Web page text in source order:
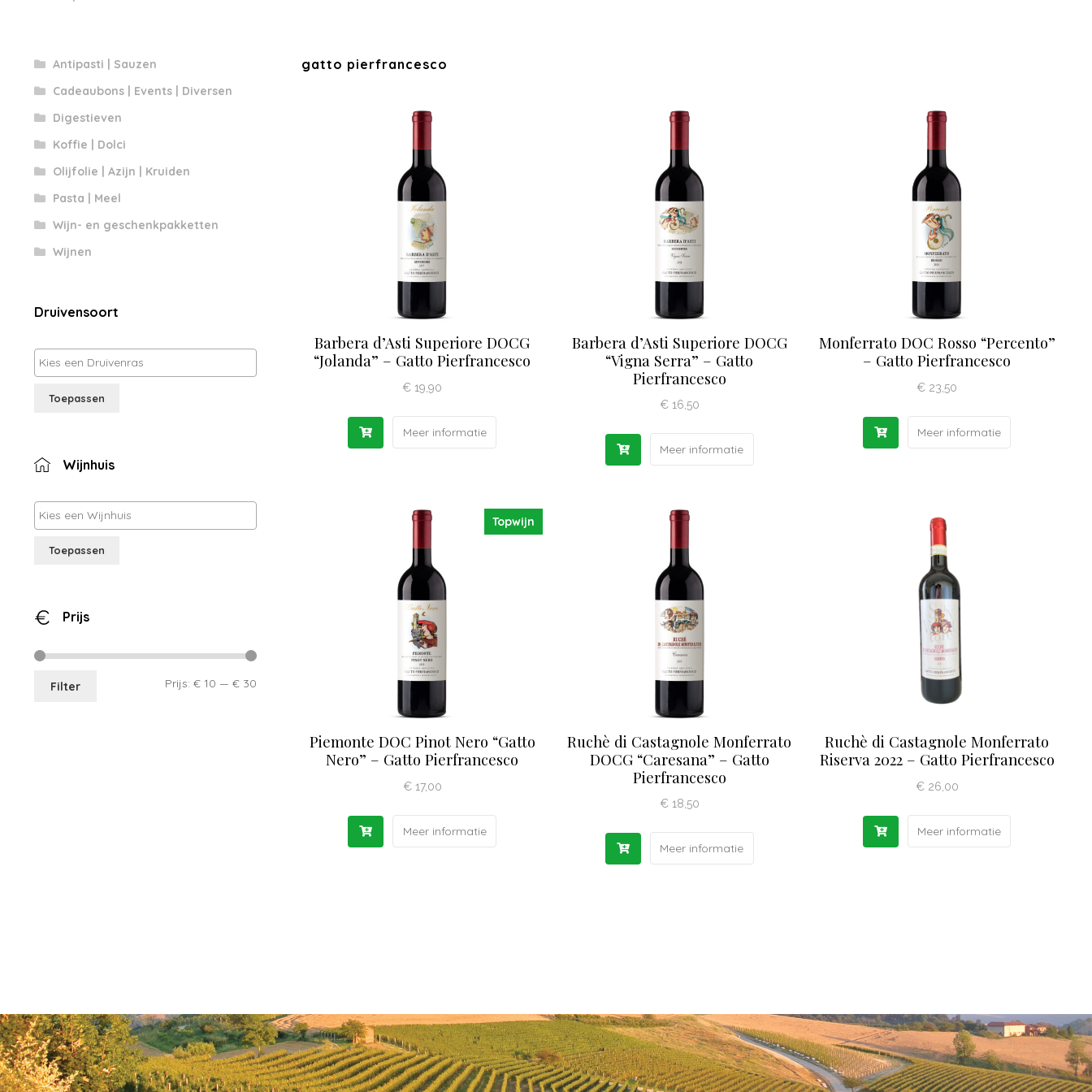
gatto pierfrancesco
Barbera d’Asti Superiore DOCG
“Jolanda” – Gatto Pierfrancesco
€ 19,90
Meer informatie
Barbera d’Asti Superiore DOCG
“Vigna Serra” – Gatto
Pierfrancesco
€16,50
Meer informatie
Monferrato DOC Rosso “Percento”
– Gatto Pierfrancesco
€ 23,50
Meer informatie
Topwijn
Piemonte DOC Pinot Nero “Gatto
Nero” – Gatto Pierfrancesco
€17,00
Meer informatie
Ruchè di Castagnole Monferrato
DOCG “Caresana” – Gatto
Pierfrancesco
€18,50
Meer informatie
Ruchè di Castagnole Monferrato
Riserva 2022 – Gatto Pierfrancesco
€26,00
Meer informatie
Antipasti | Sauzen
Cadeaubons | Events | Diversen
Digestieven
Koffie | Dolci
Olijfolie | Azijn | Kruiden
Pasta | Meel
Wijn- en geschenkpakketten
Wijnen
Druivensoort
Toepassen
Wijnhuis
Toepassen
Prijs
Min.
Max.
Filter Prijs: € 10 — € 30